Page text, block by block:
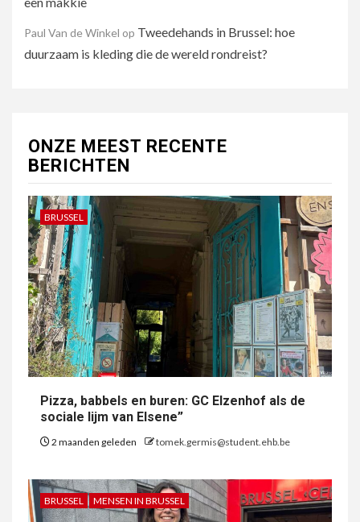
Paul Van de Winkel op Tweedehands in Brussel: hoe
duurzaam is kleding die de wereld rondreist?
ONZE MEEST RECENTE
BERICHTEN
BRUSSEL
Pizza, babbels en buren: GC Elzenhof als de
sociale lijm van Elsene”
2 maanden geleden tomek.germis@student.ehb.be
BRUSSEL MENSEN IN BRUSSEL